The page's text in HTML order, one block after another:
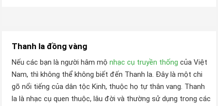
Thanh la đồng vàng
Nếu các bạn là người hâm mộnhạc cụ truyền thống của Việt
Nam, thì không thể không biết đến Thanh la. Đây là một chi
gõ nổi tiếng của dân tộc Kinh, thuộc họ tự thân vang. Thanh
la là nhạc cụ quen thuộc, lâu đời và thường sử dụng trong các